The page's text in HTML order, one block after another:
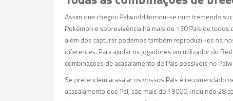
Assim que chegou Palworld tornou-se num tremendo
Pokémon e sobrevivência há mais de 130 Pals de
além dos capturar podemos também reproduzi-los na
diferentes. Para ajudar os jogadores um utilizador do
combinações de acasalamento de Pals possíveis no
Se pretendem acasalar os vossos Pals é recomendado
acasalamento dos Pal, são mais de 19000, incluindo 28